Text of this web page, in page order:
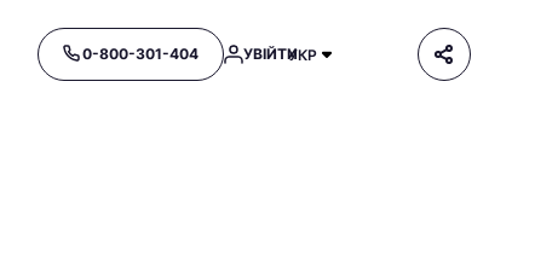
0-800-301-404 УВІЙТИУКР